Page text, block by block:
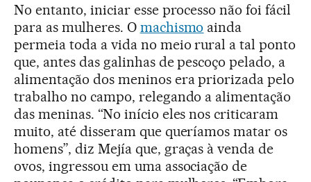
No entanto, iniciar esse processo não foi fácil
para as mulheres. O machismo ainda
permeia toda a vida no meio rural a tal ponto
que, antes das galinhas de pescoço pelado, a
alimentação dos meninos era priorizada pelo
trabalho no campo, relegando a alimentação
das meninas. “No início eles nos criticaram
muito, até disseram que queríamos matar os
homens”, diz Mejía que, graças à venda de
ovos, ingressou em uma associação de